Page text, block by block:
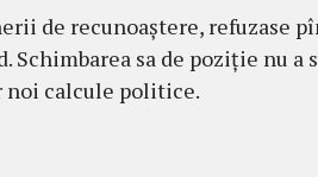
de recunoaștere, refuzase
sa de poziție nu a
noi calcule politice.